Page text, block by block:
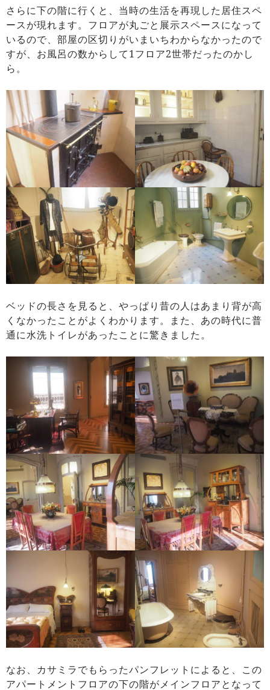
さらに下の階に行くと、当時の生活を再現した居住スペ
ースが現れます。フロアが丸ごと展示スペースになって
いるので、部屋の区切りがいまいちわからなかったので
すが、お風呂の数からして1フロア2世帯だったのかし
ら。
ベッドの長さを見ると、やっぱり昔の人はあまり背が高
くなかったことがよくわかります。また、あの時代に普
通に水洗トイレがあったことに驚きました。
なお、カサミラでもらったパンフレットによると、この
アパートメントフロアの下の階がメインフロアとなって